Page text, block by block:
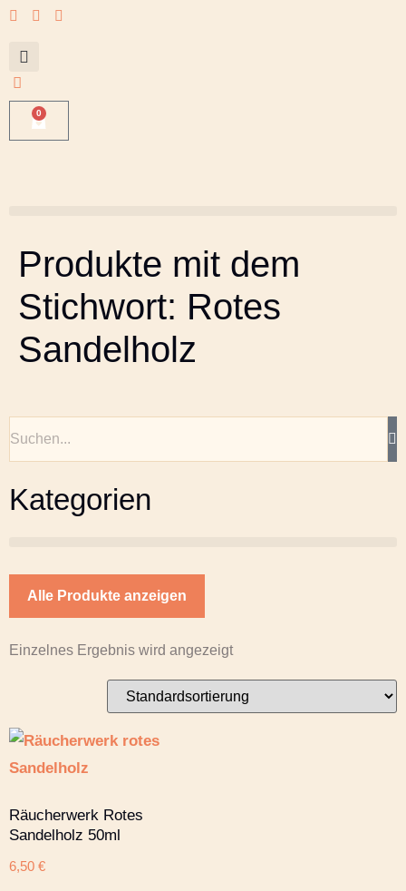
0
Produkte mit dem
Stichwort: Rotes
Sandelholz
Kategorien
Alle Produkte anzeigen
Einzelnes Ergebnis wird angezeigt
Räucherwerk Rotes
Sandelholz 50ml
6,50 €